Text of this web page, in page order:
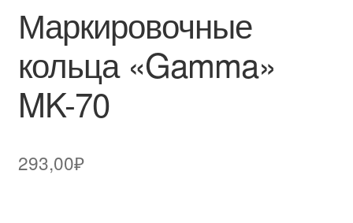
Маркировочные
кольца «Gamma»
MK-70
293,00₽